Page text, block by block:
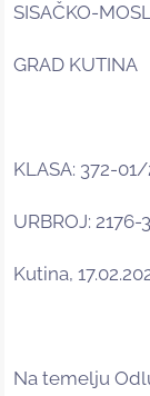
SISAČKO-
GRAD KUTINA
KLASA: 372-
URBROJ:
Kutina,
Na temelju